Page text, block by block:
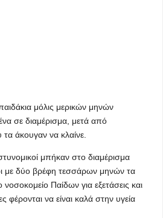
μόλις μερικών μηνών
σε διαμέρισμα, μετά από
τα άκουγαν να κλαίνε.
μπήκαν στο διαμέρισμα
με δύο βρέφη τεσσάρων μηνών τα
Παίδων για εξετάσεις και
να είναι καλά στην υγεία